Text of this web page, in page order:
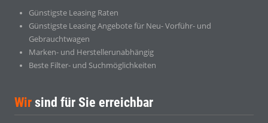
Günstigste Leasing Raten
Günstigste Leasing Angebote für Neu- Vorführ- und
Gebrauchtwagen
Marken- und Herstellerunabhängig
Beste Filter- und Suchmöglichkeiten
Wir sind für Sie erreichbar